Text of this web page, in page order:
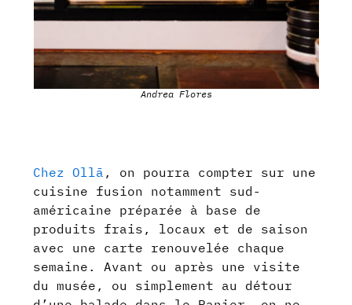
Andrea Flores
Chez Ollā , on pourra compter sur une
cuisine fusion notamment sud-
américaine préparée à base de
produits frais, locaux et de saison
avec une carte renouvelée chaque
semaine. Avant ou après une visite
du musée, ou simplement au détour